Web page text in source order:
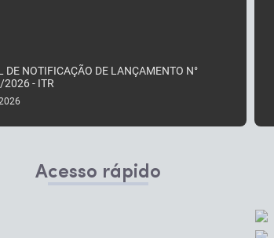
DE NOTIFICAÇÃO DE LANÇAMENTO N°
- ITR
Acesso rápido